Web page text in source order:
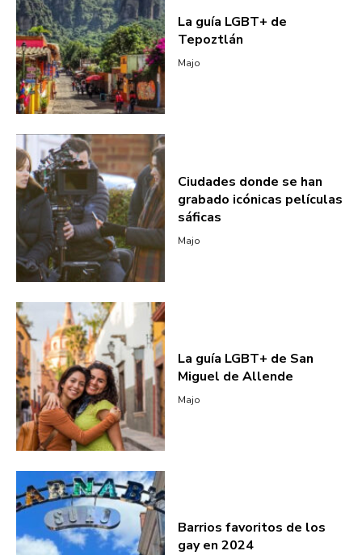
La guía LGBT+ de
Tepoztlán
Majo
Ciudades donde se han
grabado icónicas películas
sáficas
Majo
La guía LGBT+ de San
Miguel de Allende
Majo
Barrios favoritos de los
gay en 2024